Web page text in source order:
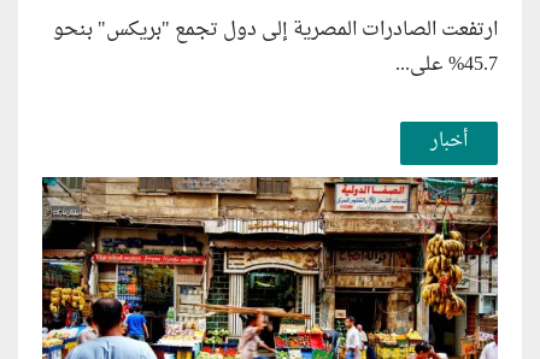
ارتفعت الصادرات المصرية إلى دول تجمع "بريكس" بنحو
45.7% على...
أخبار